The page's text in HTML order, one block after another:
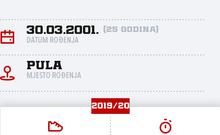
30.03.2001. (25 godina)
DATUM ROĐENJA
Pula
MJESTO ROĐENJA
2019/20